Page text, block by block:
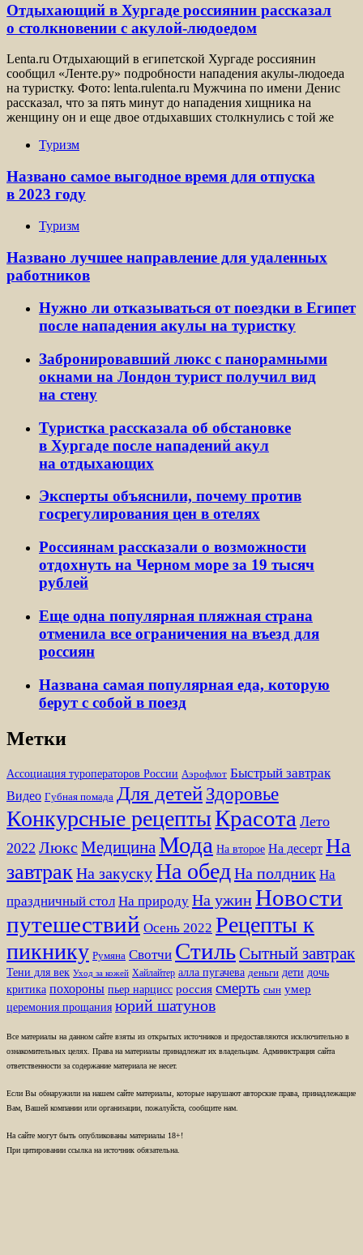
Отдыхающий в Хургаде россиянин рассказал
о столкновении с акулой-людоедом
Lenta.ru Отдыхающий в египетской Хургаде россиянин
сообщил «Ленте.ру» подробности нападения акулы-людоеда
на туристку. Фото: lenta.rulenta.ru Мужчина по имени Денис
рассказал, что за пять минут до нападения хищника на
женщину он и еще двое отдыхавших столкнулись с той же
Туризм
Названо самое выгодное время для отпуска
в 2023 году
Туризм
Названо лучшее направление для удаленных
работников
Нужно ли отказываться от поездки в Египет
после нападения акулы на туристку
Забронировавший люкс с панорамными
окнами на Лондон турист получил вид
на стену
Туристка рассказала об обстановке
в Хургаде после нападений акул
на отдыхающих
Эксперты объяснили, почему против
госрегулирования цен в отелях
Россиянам рассказали о возможности
отдохнуть на Черном море за 19 тысяч
рублей
Еще одна популярная пляжная страна
отменила все ограничения на въезд для
россиян
Названа самая популярная еда, которую
берут с собой в поезд
Метки
Ассоциация туроператоров России Аэрофлот Быстрый завтрак
Видео Губная помада Для детейЗдоровье
Конкурсные рецептыКрасота Лето
2022 Люкс МедицинаМода На второе На десерт На
завтракНа закускуНа обедНа полдник На
праздничный стол На природу На ужинНовости
путешествий Осень 2022 Рецепты к
пикнику Румяна Свотчи СтильСытный завтрак
Тени для век Уход за кожей Хайлайтер алла пугачева деньги дети дочь
критика похороны пьер нарцисс россия смерть сын умер
церемония прощания юрий шатунов
Все материалы на данном сайте взяты из открытых источников и предоставляются исключительно в
ознакомительных целях. Права на материалы принадлежат их владельцам. Администрация сайта
ответственности за содержание материала не несет.
Если Вы обнаружили на нашем сайте материалы, которые нарушают авторские права, принадлежащие
Вам, Вашей компании или организации, пожалуйста, сообщите нам.
На сайте могут быть опубликованы материалы 18+!
При цитировании ссылка на источник обязательна.